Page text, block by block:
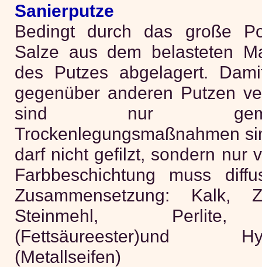
Sanierputze
Bedingt durch das große
Salze aus dem belasteten
des Putzes abgelagert.
gegenüber anderen Putzen
sind nur
Trockenlegungsmaßnahmen
darf nicht gefilzt, sondern nur
Farbbeschichtung muss
Zusammensetzung: Kalk,
Steinmehl, Perlite,
(Fettsäureester)und
(Metallseifen)